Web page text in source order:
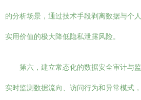
的分析场景，通过技术手段剥离数据与个
实用价值的极大降低隐私泄露风险。
第六，建立常态化的数据安全审计与
实时监测数据流向、访问行为和异常模式